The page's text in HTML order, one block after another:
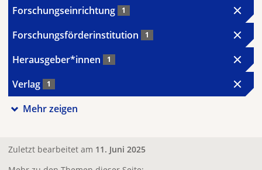
Forschungseinrichtung 1
Forschungsförderinstitution 1
Herausgeber*innen 1
Verlag 1
Mehr zeigen
Zuletzt bearbeitet am 11. Juni 2025